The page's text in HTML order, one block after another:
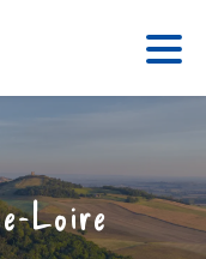
Loire